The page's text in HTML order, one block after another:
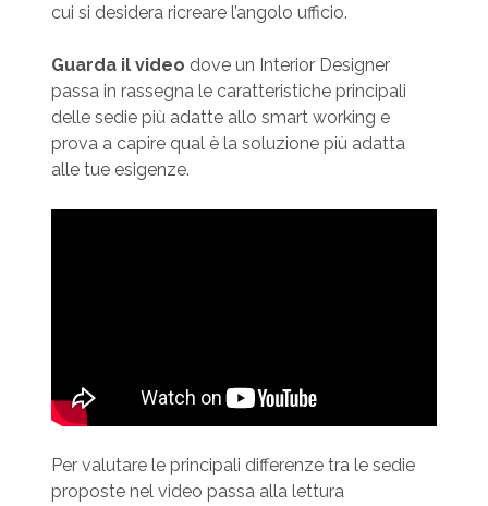
cui si desidera ricreare l’angolo ufficio.
Guarda il video dove un Interior Designer
passa in rassegna le caratteristiche principali
delle sedie più adatte allo smart working e
prova a capire qual è la soluzione più adatta
alle tue esigenze.
Per valutare le principali differenze tra le sedie
proposte nel video passa alla lettura